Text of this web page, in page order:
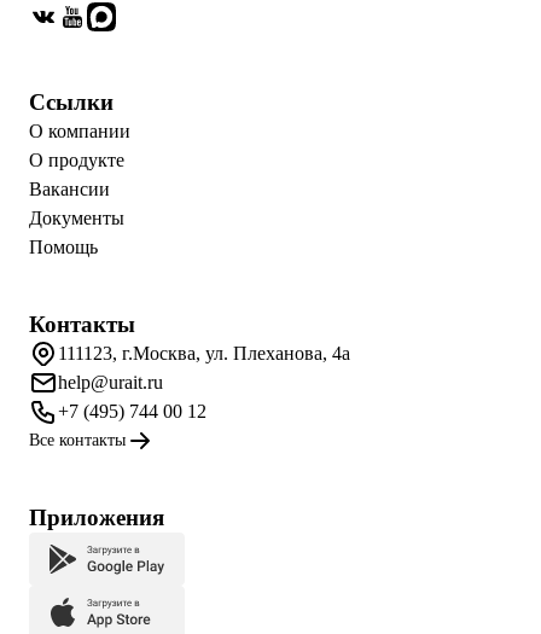
Ссылки
О компании
О продукте
Вакансии
Документы
Помощь
Контакты
111123, г.Москва, ул. Плеханова, 4а
help@urait.ru
+7 (495) 744 00 12
Все контакты
Приложения